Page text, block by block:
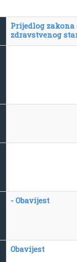
Prijedlog
zdravstvenog
- Obavijest
Obavijest